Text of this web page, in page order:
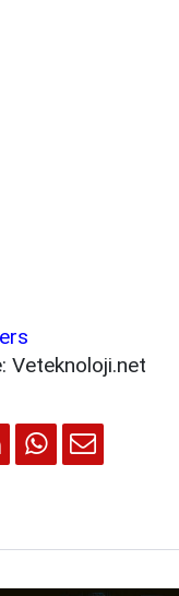
Veteknoloji.net